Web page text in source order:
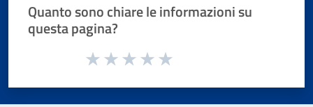
Quanto sono chiare le informazioni su
questa pagina?
Valuta da 1 a 5 stelle la pagina